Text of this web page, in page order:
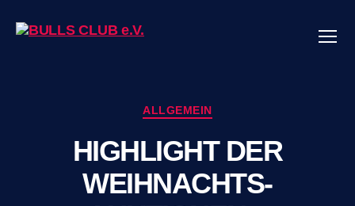
Kategorien
ALLGEMEIN
HIGHLIGHT DER
WEIHNACHTS-